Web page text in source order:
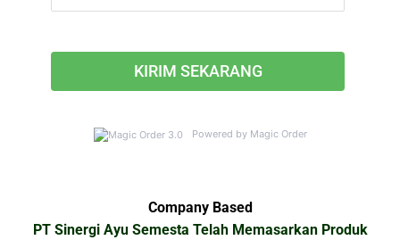
Powered by Magic Order
Company Based
PT Sinergi Ayu Semesta Telah Memasarkan Produk